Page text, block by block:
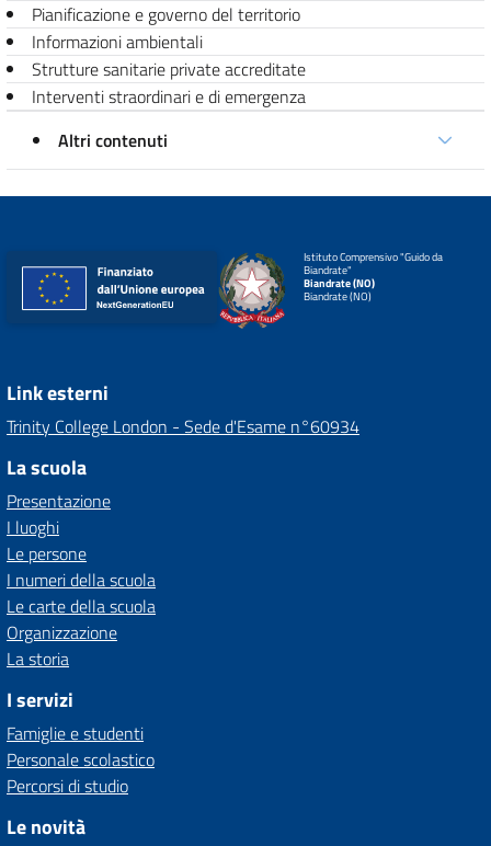
Pianificazione e governo del territorio
Informazioni ambientali
Strutture sanitarie private accreditate
Interventi straordinari e di emergenza
Altri contenuti
Istituto Comprensivo "Guido da
Biandrate"
Biandrate (NO)
Biandrate (NO)
Link esterni
Trinity College London - Sede d'Esame n°60934
La scuola
Presentazione
I luoghi
Le persone
I numeri della scuola
Le carte della scuola
Organizzazione
La storia
I servizi
Famiglie e studenti
Personale scolastico
Percorsi di studio
Le novità